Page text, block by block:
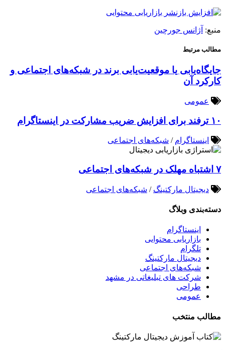
منبع: آژانس جورچین
مطالب مرتبط
جایگاه‌یابی یا موقعیت‌یابی برند در شبکه‌های اجتماعی و
کارکرد آن
عمومی
۱۰ ترفند برای افزایش ضریب مشارکت در اینستاگرام
اینستاگرام / شبکه‌های اجتماعی
۷ اشتباه مهلک در شبکه‌های اجتماعی
دیجیتال مارکتینگ / شبکه‌های اجتماعی
دسته‌بندی وبلاگ
اینستاگرام
بازاریابی محتوایی
تلگرام
دیجیتال مارکتینگ
شبکه‌های اجتماعی
شرکت های تبلیغاتی در مشهد
طراحی
عمومی
مطالب منتخب